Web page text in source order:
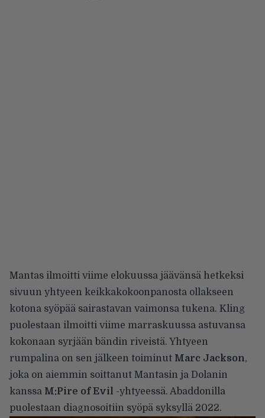
Mantas ilmoitti viime elokuussa jäävänsä hetkeksi
sivuun yhtyeen keikkakokoonpanosta ollakseen
kotona syöpää sairastavan vaimonsa tukena. Kling
puolestaan ilmoitti viime marraskuussa astuvansa
kokonaan syrjään bändin riveistä. Yhtyeen
rumpalina on sen jälkeen toiminut Marc Jackson,
joka on aiemmin soittanut Mantasin ja Dolanin
kanssa M:Pire of Evil -yhtyeessä. Abaddonilla
puolestaan diagnosoitiin syöpä syksyllä 2022.